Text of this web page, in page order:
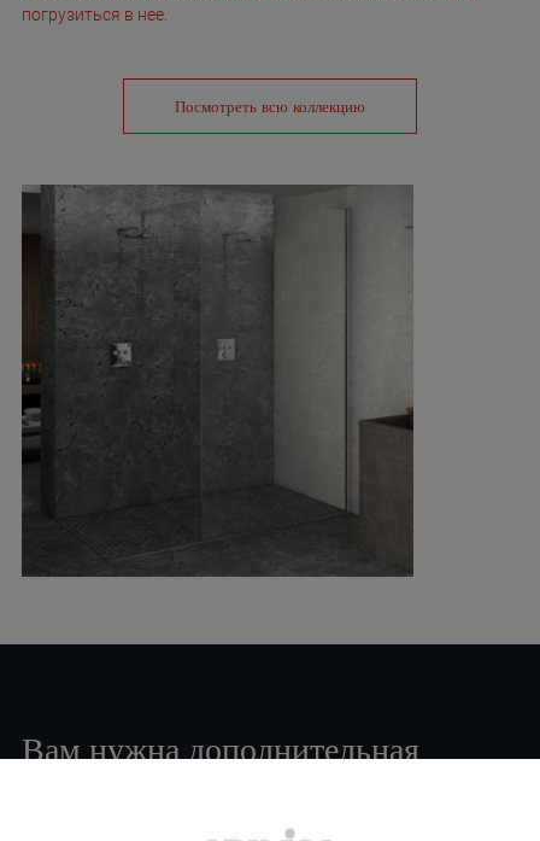
погрузиться в нее.
Посмотреть всю коллекцию
Вам нужна дополнительная